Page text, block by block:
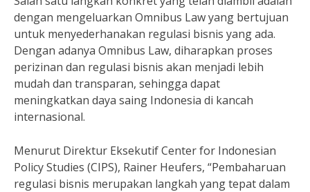
dengan mengeluarkan Omnibus Law yang bertujuan
untuk menyederhanakan regulasi bisnis yang ada.
Dengan adanya Omnibus Law, diharapkan proses
perizinan dan regulasi bisnis akan menjadi lebih
mudah dan transparan, sehingga dapat
meningkatkan daya saing Indonesia di kancah
internasional.
Menurut Direktur Eksekutif Center for Indonesian
Policy Studies (CIPS), Rainer Heufers, “Pembaharuan
regulasi bisnis merupakan langkah yang tepat dalam